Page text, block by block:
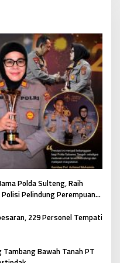
Polda Sulteng, Raih
Pelindung Perempuan
229 Personel Tempati
Tambang Bawah Tanah PT